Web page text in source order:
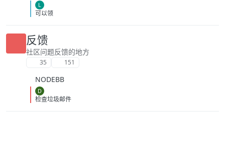
L
可以领
反馈
社区问题反馈的地方
35 151
NODEBB
D
检查垃圾邮件